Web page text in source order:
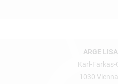
ARGE
Karl-Farkas-
1030